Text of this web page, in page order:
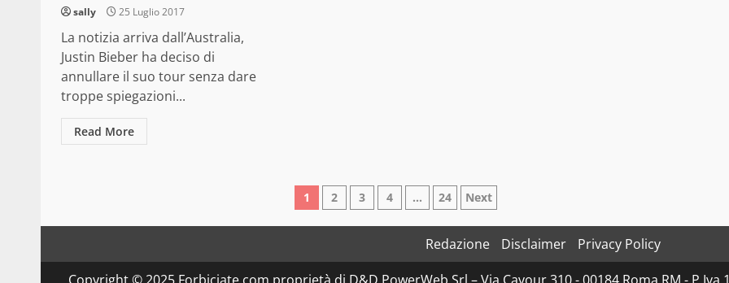
sally 25 Luglio 2017
La notizia arriva dall’Australia,
Justin Bieber ha deciso di
annullare il suo tour senza dare
troppe spiegazioni...
Read More
Paginazione
degli
articoli
1 2 3 4 … 24 Next
Redazione Disclaimer
Privacy Policy